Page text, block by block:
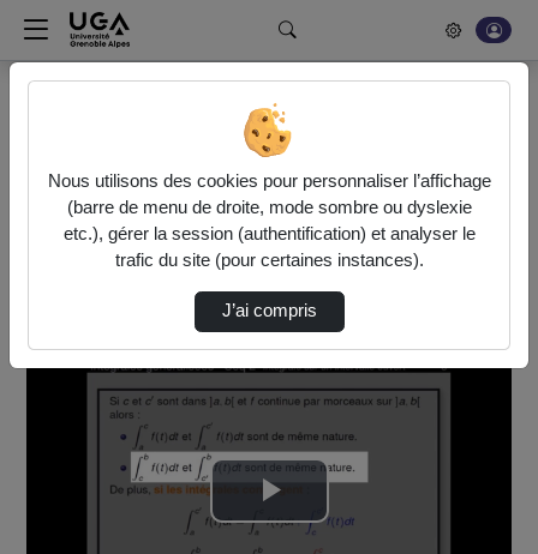
Rechercher un média sur POD
Bonjour, votre serveur vidéo a été mis à jour. Nous sommes
en train de finaliser son optimisation. L'encodage de vos
vidéos fonctionne (ne pas tenir compte du message d'erreur
actuel à la fin de votre encodage).
Chapitre 1 - Intégrales généralisées - Séque…
Lire
Nous utilisons des cookies pour personnaliser l’affichage
(barre de menu de droite, mode sombre ou dyslexie
etc.), gérer la session (authentification) et analyser le
trafic du site (pour certaines instances).
J’ai compris